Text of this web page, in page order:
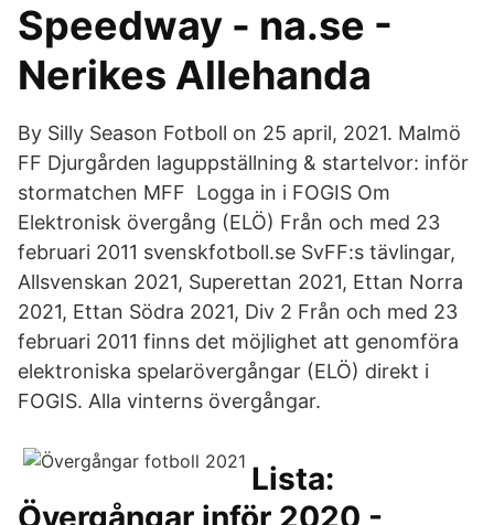
Speedway - na.se -
Nerikes Allehanda
By Silly Season Fotboll on 25 april, 2021. Malmö
FF Djurgården laguppställning & startelvor: inför
stormatchen MFF Logga in i FOGIS Om
Elektronisk övergång (ELÖ) Från och med 23
februari 2011 svenskfotboll.se SvFF:s tävlingar,
Allsvenskan 2021, Superettan 2021, Ettan Norra
2021, Ettan Södra 2021, Div 2 Från och med 23
februari 2011 finns det möjlighet att genomföra
elektroniska spelarövergångar (ELÖ) direkt i
FOGIS. Alla vinterns övergångar.
Lista:
Övergångar inför 2020 -